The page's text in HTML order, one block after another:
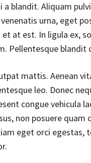
blandit. Aliquam
urna, eget
at est. In ligula ex,
Pellentesque
mattis. Aenean
leo. Donec
congue vehicula
non posuere quam
eget orci egestas,